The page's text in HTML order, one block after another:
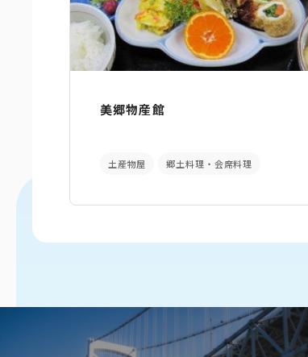
美郷物産館
土産物屋 郷土料理・会席料理